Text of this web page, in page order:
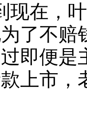
现在，
了不赔
即便是
上市，